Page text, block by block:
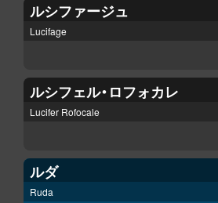
ルシファージュ
Lucifage
ルシフェル・ロフォカレ
Lucifer Rofocale
ルダ
Ruda